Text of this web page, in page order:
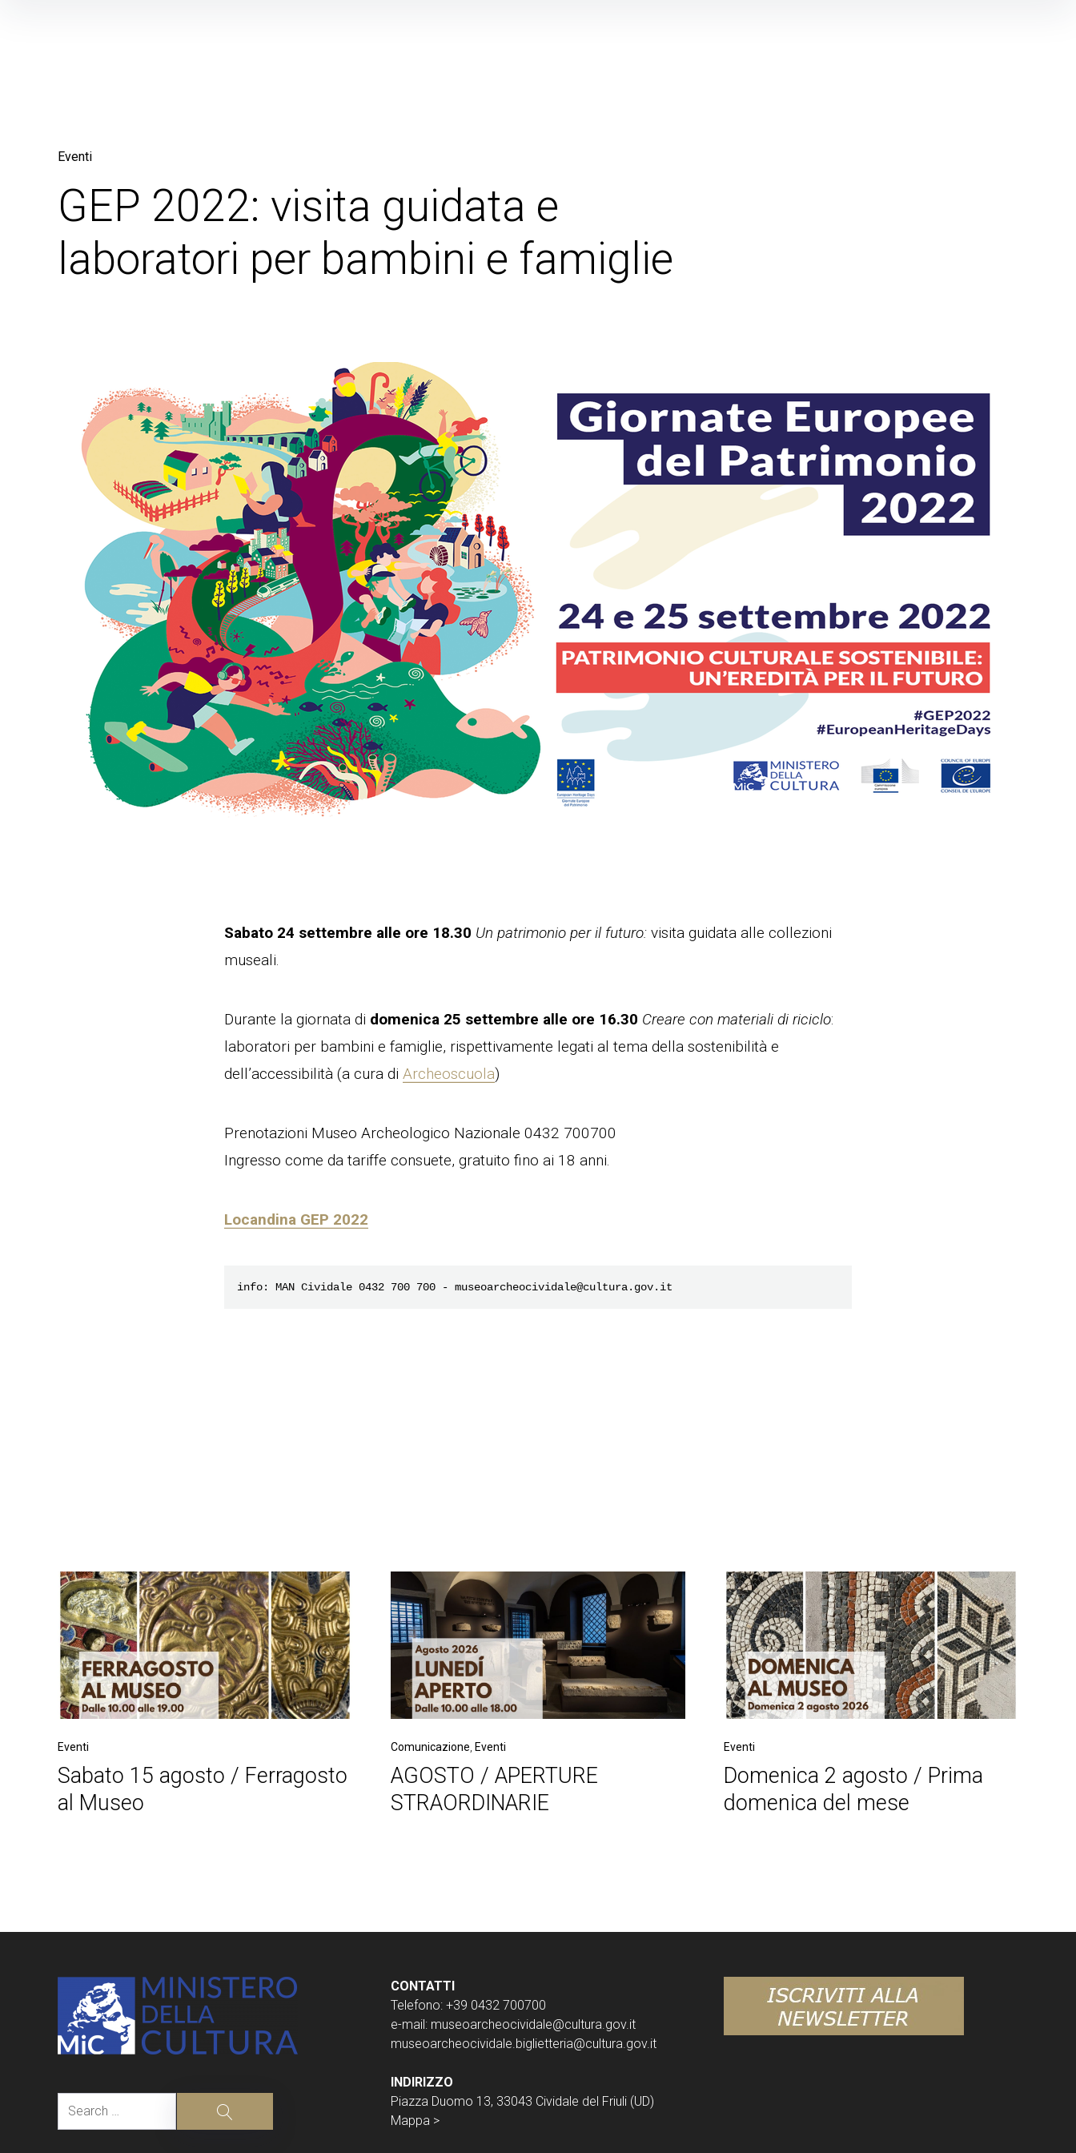
Eventi
GEP 2022: visita guidata e
laboratori per bambini e famiglie
Sabato 24 settembre alle ore 18.30 Un patrimonio per il futuro: visita guidata alle collezioni
museali.
Durante la giornata di domenica 25 settembre alle ore 16.30 Creare con materiali di riciclo:
laboratori per bambini e famiglie, rispettivamente legati al tema della sostenibilità e
dell’accessibilità (a cura di Archeoscuola)
Prenotazioni Museo Archeologico Nazionale 0432 700700
Ingresso come da tariffe consuete, gratuito fino ai 18 anni.
Locandina GEP 2022
info: MAN Cividale 0432 700 700 - museoarcheocividale@cultura.gov.it
Eventi
Sabato 15 agosto / Ferragosto
al Museo
Comunicazione Eventi
AGOSTO / APERTURE
STRAORDINARIE
Eventi
Domenica 2 agosto / Prima
domenica del mese
navigation
Search
CONTATTI
Telefono: +39 0432 700700
e-mail: museoarcheocividale@cultura.gov.it
museoarcheocividale.biglietteria@cultura.gov.it
INDIRIZZO
Piazza Duomo 13, 33043 Cividale del Friuli (UD)
Mappa >